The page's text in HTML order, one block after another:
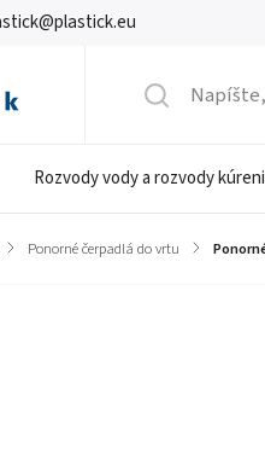
Rozvody vody a rozvody
/ Ponorné čerpadlá do vrtu /